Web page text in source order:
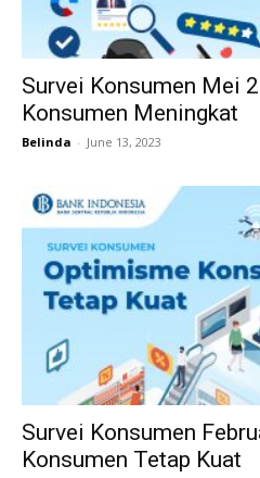
Survei Konsumen Mei
Konsumen Meningkat
Belinda - June 13, 2023
Survei Konsumen
Konsumen Tetap Kuat